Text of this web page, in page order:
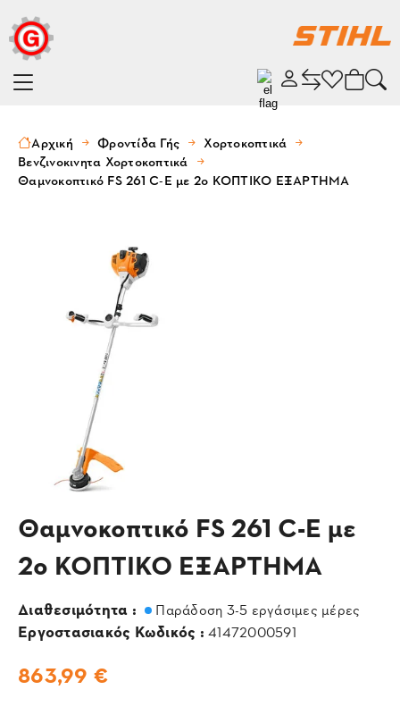
Αρχική Φροντίδα Γής
Χορτοκοπτικά
Βενζινοκινητα Χορτοκοπτικά
Θαμνοκοπτικό FS 261 C-E με 2ο ΚΟΠΤΙΚΟ ΕΞΑΡΤΗΜΑ
Θαμνοκοπτικό FS 261 C-E με
2ο ΚΟΠΤΙΚΟ ΕΞΑΡΤΗΜΑ
Διαθεσιμότητα : Παράδοση 3-5 εργάσιμες μέρες
Εργοστασιακός Κωδικός : 41472000591
863,99 €